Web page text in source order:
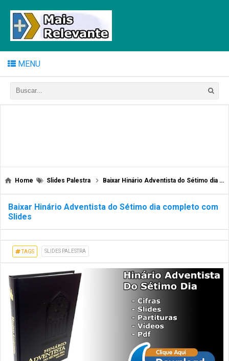
MENU
Home Slides Palestra Baixar Hinário Adventista do Sétimo dia completo com Slides
Baixar Hinário Adventista do Sétimo dia completo com
Slides
TAGS SLIDES PALESTRA